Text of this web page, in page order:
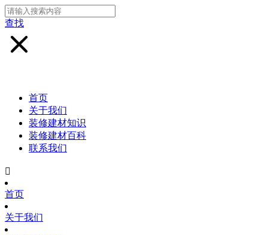
查找
首页
关于我们
装修建材知识
装修建材百科
联系我们

首页
关于我们